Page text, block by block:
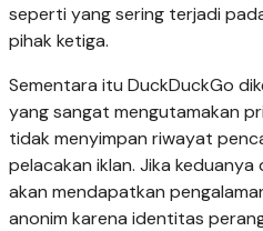
seperti yang sering terjadi
pihak ketiga.
Sementara itu DuckDuckGo
yang sangat mengutamakan
tidak menyimpan riwayat
pelacakan iklan. Jika keduanya
akan mendapatkan
anonim karena identitas